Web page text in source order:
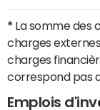
* La somme des
charges
charges
correspond pas
Emplois